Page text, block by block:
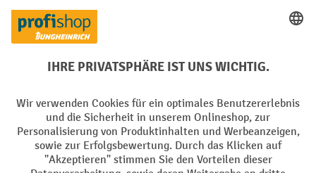
Creditcard (Master)
Facebook
YouTube
LinkedIn
Instagram